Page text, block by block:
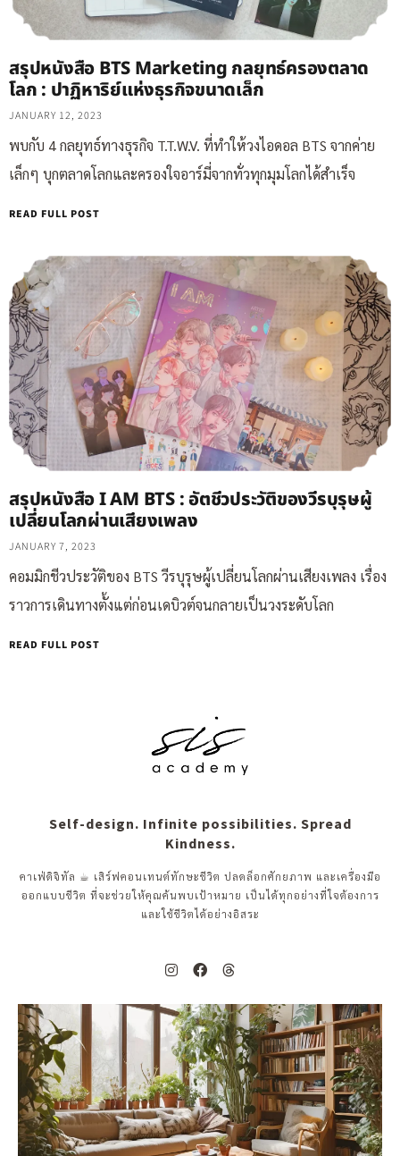
สรุปหนังสือ BTS Marketing กลยุทธ์ครองตลาด
โลก : ปาฏิหาริย์แห่งธุรกิจขนาดเล็ก
JANUARY 12, 2023
พบกับ 4 กลยุทธ์ทางธุรกิจ T.T.W.V. ที่ทำให้วงไอดอล BTS จากค่าย
เล็กๆ บุกตลาดโลกและครองใจอาร์มี่จากทั่วทุกมุมโลกได้สำเร็จ
READ FULL POST
สรุปหนังสือ I AM BTS : อัตชีวประวัติของวีรบุรุษผู้
เปลี่ยนโลกผ่านเสียงเพลง
JANUARY 7, 2023
คอมมิกชีวประวัติของ BTS วีรบุรุษผู้เปลี่ยนโลกผ่านเสียงเพลง เรื่อง
ราวการเดินทางตั้งแต่ก่อนเดบิวต์จนกลายเป็นวงระดับโลก
READ FULL POST
Self-design. Infinite possibilities. Spread
Kindness.
คาเฟ่ดิจิทัล ☕︎ เสิร์ฟคอนเทนต์ทักษะชีวิต ปลดล็อกศักยภาพ และเครื่องมือ
ออกแบบชีวิต ที่จะช่วยให้คุณค้นพบเป้าหมาย เป็นได้ทุกอย่างที่ใจต้องการ
และใช้ชีวิตได้อย่างอิสระ